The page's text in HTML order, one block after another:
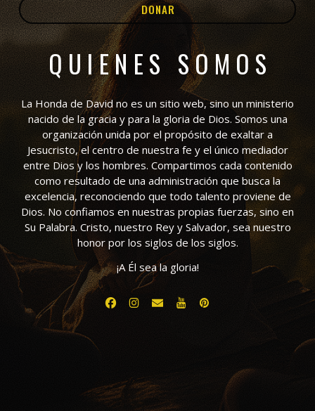
DONAR
QUIENES SOMOS
La Honda de David no es un sitio web, sino un ministerio
nacido de la gracia y para la gloria de Dios. Somos una
organización unida por el propósito de exaltar a
Jesucristo, el centro de nuestra fe y el único mediador
entre Dios y los hombres. Compartimos cada contenido
como resultado de una administración que busca la
excelencia, reconociendo que todo talento proviene de
Dios. No confiamos en nuestras propias fuerzas, sino en
Su Palabra. Cristo, nuestro Rey y Salvador, sea nuestro
honor por los siglos de los siglos.
¡A Él sea la gloria!